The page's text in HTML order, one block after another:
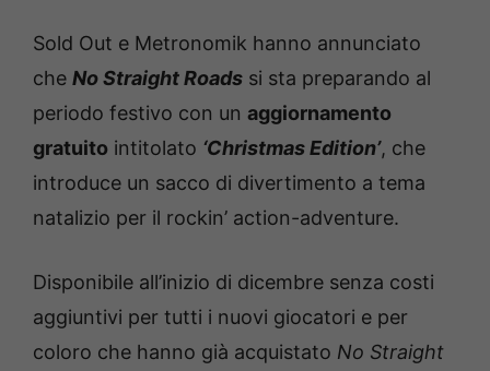
Sold Out e Metronomik hanno annunciato
che No Straight Roads si sta preparando al
periodo festivo con un aggiornamento
gratuito intitolato ‘Christmas Edition’, che
introduce un sacco di divertimento a tema
natalizio per il rockin’ action-adventure.
Disponibile all’inizio di dicembre senza costi
aggiuntivi per tutti i nuovi giocatori e per
coloro che hanno già acquistato No Straight